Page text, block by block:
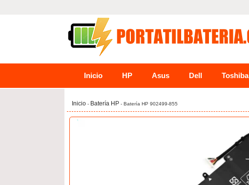
Inicio HP Asus Dell Toshiba
Inicio - Batería HP - Batería HP 902499-855